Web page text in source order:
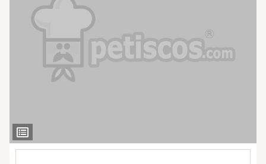
Ver
Ingredientes